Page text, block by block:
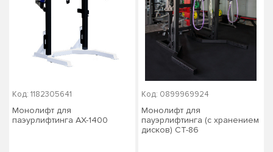
Код: 1182305641
Монолифт для
паэурлифтинга AX-1400
Код: 0899969924
Монолифт для
пауэрлифтинга (с хранением
дисков) СТ-86